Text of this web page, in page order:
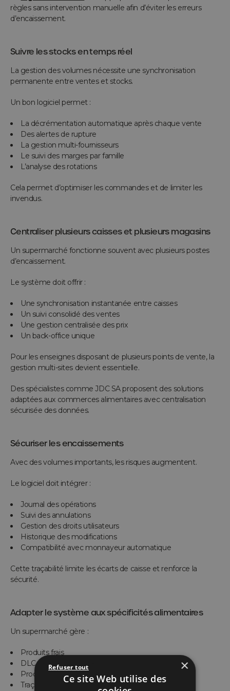
règles sans intervention manuelle afin d’éviter les erreurs
d’encaissement.
Suivre les stocks en temps réel
La gestion des volumes nécessite une synchronisation
permanente entre ventes et stocks.
Un bon logiciel permet :
La décrémentation automatique après chaque vente
Des alertes de rupture
La gestion multi-fournisseurs
Le suivi des marges par famille
L’analyse des rotations
Cela permet d’optimiser les commandes et de limiter les
invendus.
Centraliser plusieurs caisses et plusieurs magasins
Un supermarché fonctionne souvent avec plusieurs postes
d’encaissement.
Le système doit offrir :
Une synchronisation instantanée entre caisses
Un suivi consolidé des ventes
Une gestion centralisée des prix
Un back-office unique
Pour les enseignes disposant de plusieurs points de vente, la
gestion multi-sites devient essentielle.
Des spécialistes comme JDC SA proposent des solutions
adaptées aux commerces alimentaires avec centralisation
sécurisée des données.
Sécuriser les encaissements
Avec des volumes importants, les risques augmentent.
Le logiciel doit intégrer :
Journal des opérations
Suivi des annulations
Gestion des droits utilisateurs
Historique des modifications
Compatibilité avec monnayeur automatique
Cette traçabilité limite les écarts de caisse et renforce la
sécurité.
Adapter le système aux spécificités alimentaires
Un supermarché gère :
Produits frais
DLC courtes
Produits à poids variable
Traçabilité alimentaire
×
Ce site Web utilise des
Refuser tout